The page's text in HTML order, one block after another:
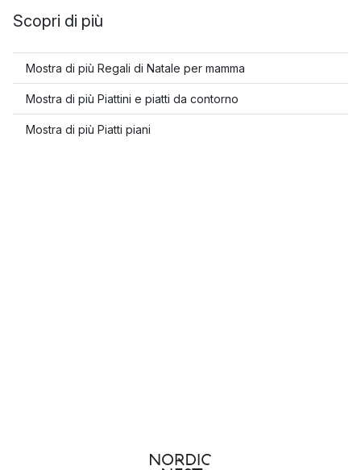
Scopri di più
Mostra di più Regali di Natale per mamma
Mostra di più Piattini e piatti da contorno
Mostra di più Piatti piani